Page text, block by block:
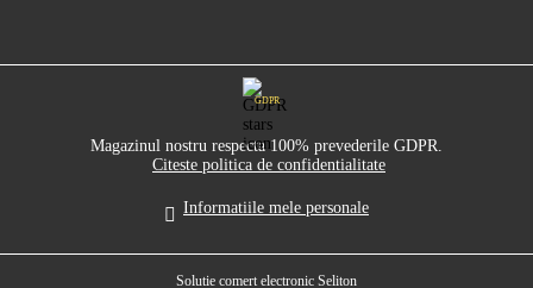
GDPR
Magazinul nostru respecta 100% prevederile GDPR.
Citeste politica de confidentialitate
Informatiile mele personale
Solutie comert electronic Seliton